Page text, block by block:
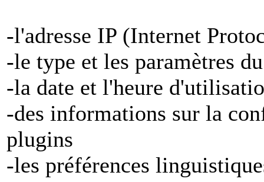
-l'adresse IP (Internet
-le type et les paramètres
-la date et l'heure
-des informations sur la
plugins
-les préférences